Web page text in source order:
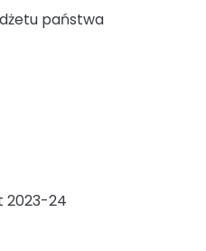
państwa
2023-24